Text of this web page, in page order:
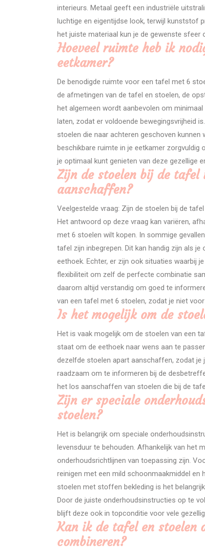
interieurs. Metaal geeft een industriële
luchtige en eigentijdse look, terwijl kunststof
het juiste materiaal kun je de gewenste
Hoeveel ruimte heb ik
eetkamer?
De benodigde ruimte voor een tafel met 6
de afmetingen van de tafel en stoelen, de
het algemeen wordt aanbevolen om
laten, zodat er voldoende bewegingsvrijheid
stoelen die naar achteren geschoven
beschikbare ruimte in je eetkamer
je optimaal kunt genieten van deze gezellige
Zijn de stoelen bij de tafel
aanschaffen?
Veelgestelde vraag: Zijn de stoelen bij de
Het antwoord op deze vraag kan variëren,
met 6 stoelen wilt kopen. In sommige
tafel zijn inbegrepen. Dit kan handig zijn als
eethoek. Echter, er zijn ook situaties waarbij
flexibiliteit om zelf de perfecte combinatie
daarom altijd verstandig om goed te
van een tafel met 6 stoelen, zodat je niet
Is het mogelijk om de
Het is vaak mogelijk om de stoelen van een
staat om de eethoek naar wens aan te
dezelfde stoelen apart aanschaffen, zodat je
raadzaam om te informeren bij de
het los aanschaffen van stoelen die bij de
Zijn er speciale
stoelen?
Het is belangrijk om speciale
levensduur te behouden. Afhankelijk van het
onderhoudsrichtlijnen van toepassing zijn.
reinigen met een mild schoonmaakmiddel
stoelen met stoffen bekleding is het
Door de juiste onderhoudsinstructies op te
blijft deze ook in topconditie voor vele
Kan ik de tafel en stoelen
combineren?